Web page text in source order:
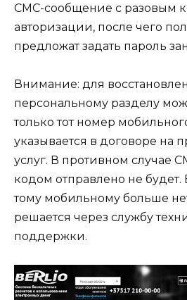
СМС-сообщение с разовым
авторизации, после чего
предложат задать пароль
Внимание: для
персональному разделу
только тот номер
указывается в договоре на
услуг. В противном случае
кодом отправлено не будет.
тому мобильному больше
решается через службу
поддержки.